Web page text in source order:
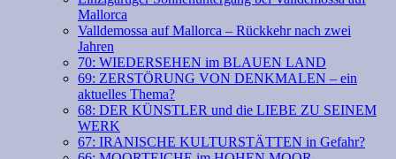
Mallorca
Valldemossa auf Mallorca – Rückkehr nach zwei
Jahren
70: WIEDERSEHEN im BLAUEN LAND
69: ZERSTÖRUNG VON DENKMALEN – ein
aktuelles Thema?
68: DER KÜNSTLER und die LIEBE ZU SEINEM
WERK
67: IRANISCHE KULTURSTÄTTEN in Gefahr?